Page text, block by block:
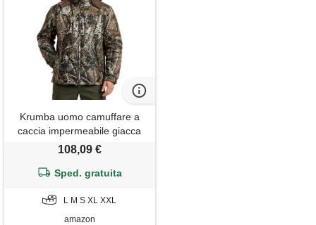
Krumba uomo camuffare a
caccia impermeabile giacca
camouflague m
108,09 €
Sped. gratuita
L M S XL XXL
amazon